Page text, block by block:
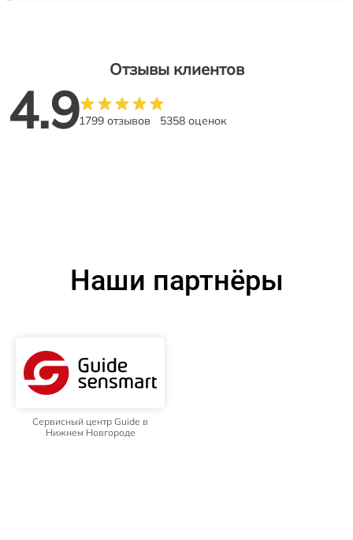
Отзывы клиентов
4.91799 отзывов 5358 оценок
Наши партнёры
Сервисный центр Guide в
Нижнем Новгороде